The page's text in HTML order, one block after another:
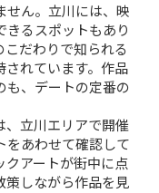
せん。立川には、映
るスポットもあり
だわりで知られる
されています。作品
も、デートの定番の
、立川エリアで開催
をあわせて確認して
クアートが街中に点
策しながら作品を見